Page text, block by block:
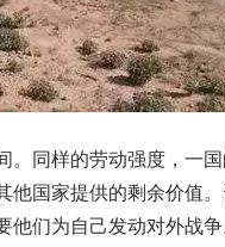
同样的劳动强度，一
国家提供的剩余价值
们为自己发动对外战争